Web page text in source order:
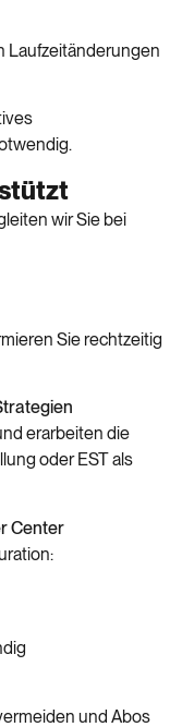
Laufzeitänderungen
wir Sie bei
Sie rechtzeitig
erarbeiten die
oder EST als
Center
und Abos